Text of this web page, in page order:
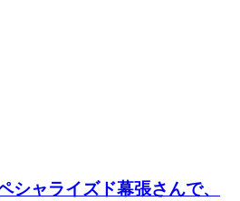
シャライズド幕張さんで、